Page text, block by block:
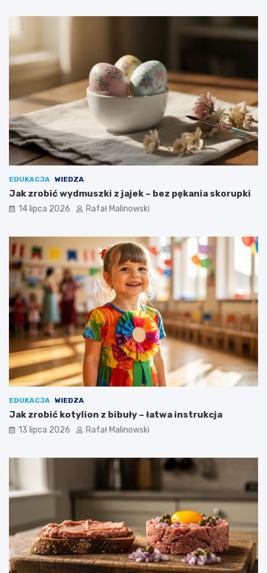
EDUKACJA WIEDZA
Jak zrobić wydmuszki z jajek – bez pękania skorupki
14 lipca 2026 Rafał Malinowski
EDUKACJA WIEDZA
Jak zrobić kotylion z bibuły – łatwa instrukcja
13 lipca 2026 Rafał Malinowski